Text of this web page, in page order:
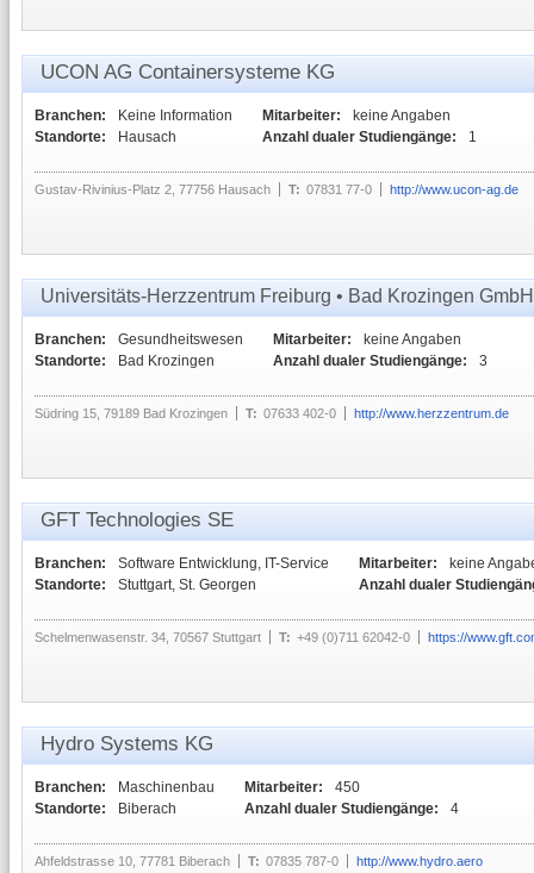
UCON AG Containersysteme KG
Branchen:
Keine Information
Standorte:
Hausach
Mitarbeiter:
keine Angaben
Anzahl dualer Studiengänge:
1
Gustav-Rivinius-Platz 2, 77756 Hausach T: 07831 77-0 http://www.ucon-ag.de
Universitäts-Herzzentrum Freiburg • Bad Krozingen GmbH
Branchen:
Gesundheitswesen
Standorte:
Bad Krozingen
Mitarbeiter:
keine Angaben
Anzahl dualer Studiengänge:
3
Südring 15, 79189 Bad Krozingen T: 07633 402-0 http://www.herzzentrum.de
GFT Technologies SE
Branchen:
Software Entwicklung, IT-Service
Standorte:
Stuttgart, St. Georgen
Mitarbeiter:
keine
Anzahl dualer
Schelmenwasenstr. 34, 70567 Stuttgart T: +49 (0)711 62042-0 https://
Hydro Systems KG
Branchen:
Maschinenbau
Standorte:
Biberach
Mitarbeiter:
450
Anzahl dualer Studiengänge:
4
Ahfeldstrasse 10, 77781 Biberach T: 07835 787-0 http://www.hydro.aero